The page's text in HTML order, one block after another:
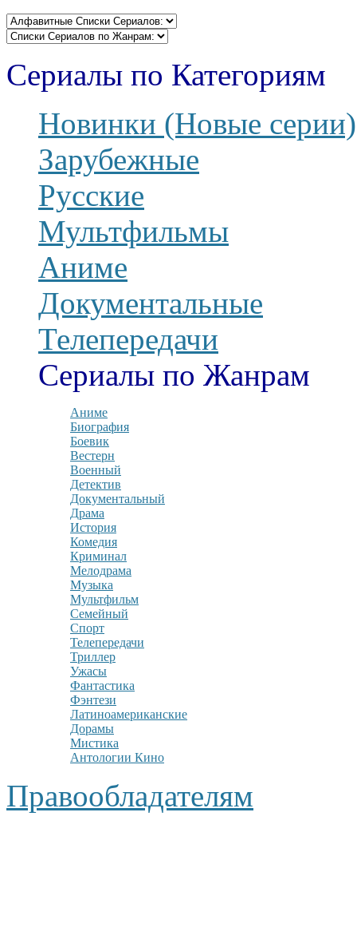
Сериалы по Категориям
Новинки (Новые серии)
Зарубежные
Русские
Мультфильмы
Аниме
Документальные
Телепередачи
Сериалы по Жанрам
Аниме
Биография
Боевик
Вестерн
Военный
Детектив
Документальный
Драма
История
Комедия
Криминал
Мелодрама
Музыка
Мультфильм
Семейный
Спорт
Телепередачи
Триллер
Ужасы
Фантастика
Фэнтези
Латиноамериканские
Дорамы
Мистика
Антологии Кино
Правообладателям